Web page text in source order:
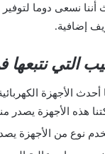
أننا نسعى دوما
إضافية.
التي
أحدث الأجهزة
هذه الأجهزة يصدر
نوع من الأجهزة